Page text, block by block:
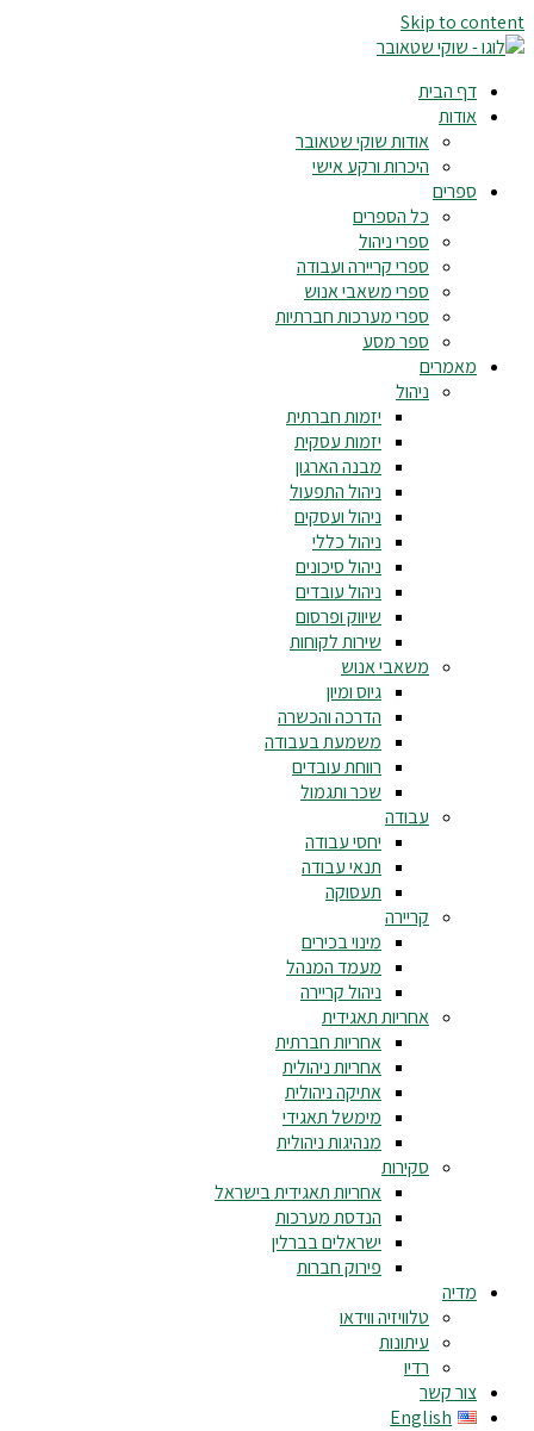
Skip to content
דף הבית
אודות
אודות שוקי שטאובר
היכרות ורקע אישי
ספרים
כל הספרים
ספרי ניהול
ספרי קריירה ועבודה
ספרי משאבי אנוש
ספרי מערכות חברתיות
ספר מסע
מאמרים
ניהול
יזמות חברתית
יזמות עסקית
מבנה הארגון
ניהול התפעול
ניהול ועסקים
ניהול כללי
ניהול סיכונים
ניהול עובדים
שיווק ופרסום
שירות לקוחות
משאבי אנוש
גיוס ומיון
הדרכה והכשרה
משמעת בעבודה
רווחת עובדים
שכר ותגמול
עבודה
יחסי עבודה
תנאי עבודה
תעסוקה
קריירה
מינוי בכירים
מעמד המנהל
ניהול קריירה
אחריות תאגידית
אחריות חברתית
אחריות ניהולית
אתיקה ניהולית
מימשל תאגידי
מנהיגות ניהולית
סקירות
אחריות תאגידית בישראל
הנדסת מערכות
ישראלים בברלין
פירוק חברות
מדיה
טלוויזיה ווידאו
עיתונות
רדיו
צור קשר
English